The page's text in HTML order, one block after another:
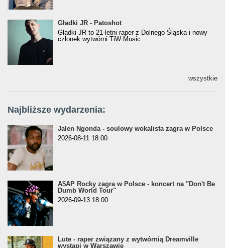
Gładki JR - Patoshot
Gładki JR - Patoshot
Gładki JR to 21-letni raper z Dolnego Śląska i nowy
członek wytwórni TiW Music...
wszystkie
Najbliższe wydarzenia:
Jalen Ngonda - soulowy wokalista zagra w Polsce
2026-08-11 18:00
A$AP Rocky zagra w Polsce - koncert na "Don't Be
Dumb World Tour"
2026-09-13 18:00
Lute - raper związany z wytwórnią Dreamville
wystąpi w Warszawie